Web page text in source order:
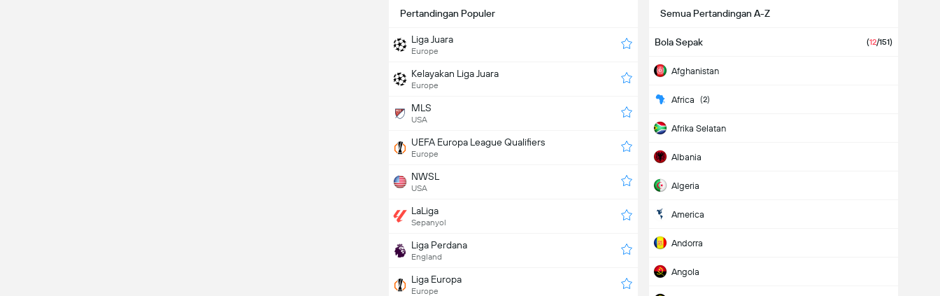
Pertandingan Populer
Liga Juara
Europe
Kelayakan Liga Juara
Europe
MLS
USA
UEFA Europa League Qualifiers
Europe
NWSL
USA
LaLiga
Sepanyol
Liga Perdana
England
Liga Europa
Europe
Semua Pertandingan A-Z
Bola Sepak (12/151)
Afghanistan
Africa (2)
Afrika Selatan
Albania
Algeria
America
Andorra
Angola